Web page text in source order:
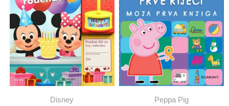
Disney Peppa Pig